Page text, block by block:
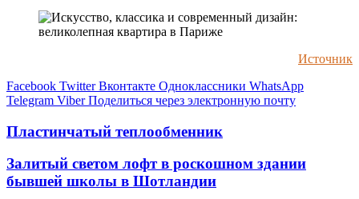
Источник
Facebook Twitter Вконтакте Одноклассники WhatsApp
Telegram Viber Поделиться через электронную почту
Пластинчатый теплообменник
Залитый светом лофт в роскошном здании
бывшей школы в Шотландии